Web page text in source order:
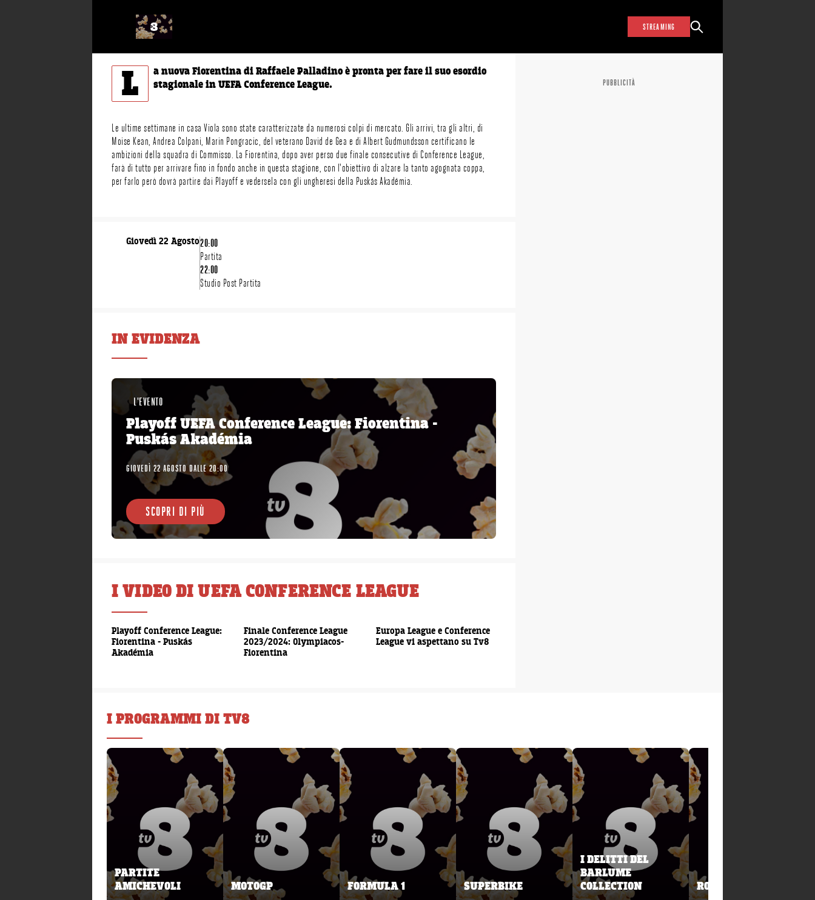
STREAMING
L
a nuova Fiorentina di Raffaele Palladino è pronta per fare il suo esordio
stagionale in UEFA Conference League.
Le ultime settimane in casa Viola sono state caratterizzate da numerosi colpi di mercato. Gli arrivi, tra gli altri, di
Moise Kean, Andrea Colpani, Marin Pongracic, del veterano David de Gea e di Albert Gudmundsson certificano le
ambizioni della squadra di Commisso. La Fiorentina, dopo aver perso due finale consecutive di Conference League,
farà di tutto per arrivare fino in fondo anche in questa stagione, con l'obiettivo di alzare la tanto agognata coppa,
per farlo però dovrà partire dai Playoff e vedersela con gli ungheresi della Puskás Akadémia.
Giovedì 22 Agosto20:00
Partita
22:00
Studio Post Partita
IN EVIDENZA
L'EVENTO
Playoff UEFA Conference League: Fiorentina -
Puskás Akadémia
GIOVEDÌ 22 AGOSTO DALLE 20:00
SCOPRI DI PIÙ
I VIDEO DI UEFA CONFERENCE LEAGUE
Playoff Conference League:
Fiorentina - Puskás
Akadémia
Finale Conference League
2023/2024: Olympiacos-
Fiorentina
Europa League e Conference
League vi aspettano su Tv8
PUBBLICITÀ
I PROGRAMMI DI TV8
PARTITE
AMICHEVOLI
MOTOGP FORMULA 1 SUPERBIKE
I DELITTI DEL
BARLUME
COLLECTION
ROAST IN PEACE